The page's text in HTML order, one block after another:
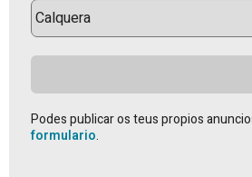
Podes publicar os teus propios
formulario.